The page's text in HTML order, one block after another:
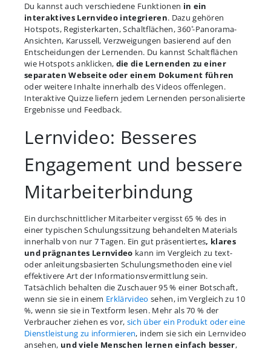
Du kannst auch verschiedene Funktionen in ein
interaktives Lernvideo integrieren. Dazu gehören
Hotspots, Registerkarten, Schaltflächen, 360 ̊-Panorama-
Ansichten, Karussell, Verzweigungen basierend auf den
Entscheidungen der Lernenden. Du kannst Schaltflächen
wie Hotspots anklicken, die die Lernenden zu einer
separaten Webseite oder einem Dokument führen
oder weitere Inhalte innerhalb des Videos offenlegen.
Interaktive Quizze liefern jedem Lernenden personalisierte
Ergebnisse und Feedback.
Lernvideo: Besseres
Engagement und bessere
Mitarbeiterbindung
Ein durchschnittlicher Mitarbeiter vergisst 65 % des in
einer typischen Schulungssitzung behandelten Materials
innerhalb von nur 7 Tagen. Ein gut präsentiertes, klares
und prägnantes Lernvideo kann im Vergleich zu text-
oder anleitungsbasierten Schulungsmethoden eine viel
effektivere Art der Informationsvermittlung sein.
Tatsächlich behalten die Zuschauer 95 % einer Botschaft,
wenn sie sie in einem Erklärvideo sehen, im Vergleich zu 10
%, wenn sie sie in Textform lesen. Mehr als 70 % der
Verbraucher ziehen es vor, sich über ein Produkt oder eine
Dienstleistung zu informieren, indem sie sich ein Lernvideo
ansehen, und viele Menschen lernen einfach besser,